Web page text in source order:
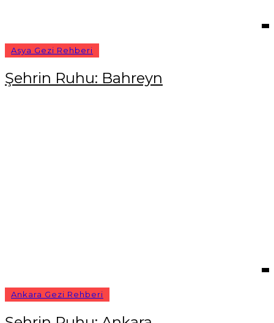
Asya Gezi Rehberi
Şehrin Ruhu: Bahreyn
Ankara Gezi Rehberi